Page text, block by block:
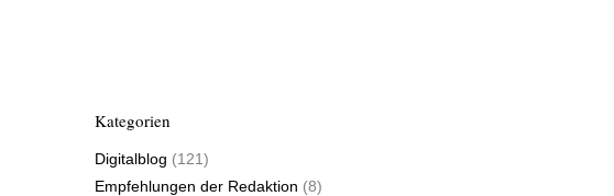
Kategorien
Digitalblog (121)
Empfehlungen der Redaktion (8)